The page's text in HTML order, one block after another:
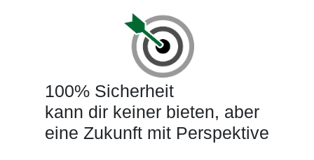
100% Sicherheit
kann dir keiner bieten, aber
eine Zukunft mit Perspektive